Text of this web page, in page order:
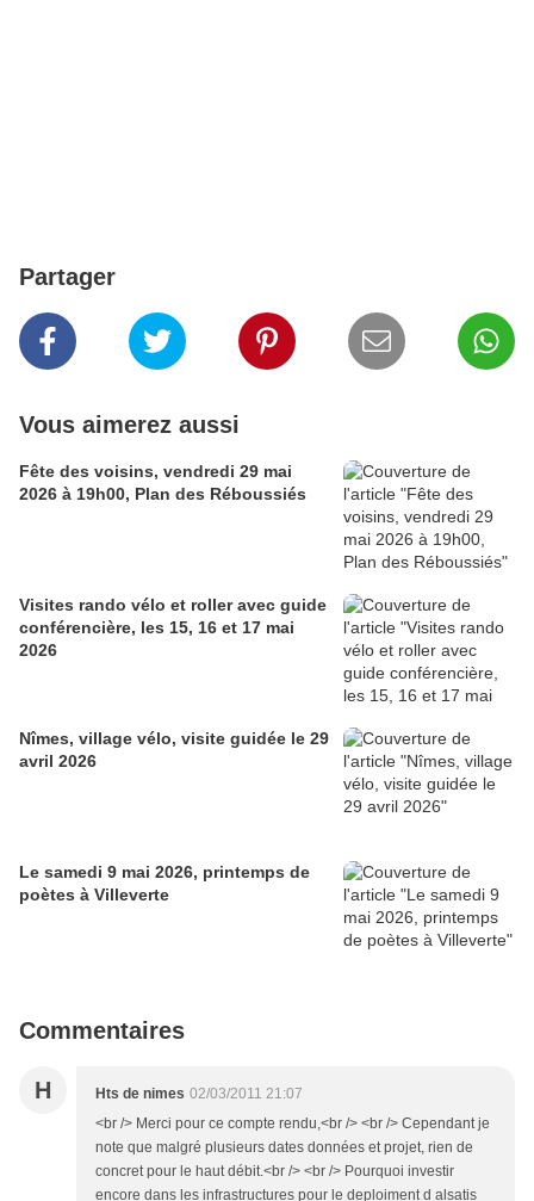
Partager
Vous aimerez aussi
Fête des voisins, vendredi 29 mai
2026 à 19h00, Plan des Réboussiés
Visites rando vélo et roller avec guide
conférencière, les 15, 16 et 17 mai
2026
Nîmes, village vélo, visite guidée le 29
avril 2026
Le samedi 9 mai 2026, printemps de
poètes à Villeverte
Commentaires
H Hts de nimes 02/03/2011 21:07
<br /> Merci pour ce compte rendu,<br /> <br /> Cependant je
note que malgré plusieurs dates données et projet, rien de
concret pour le haut débit.<br /> <br /> Pourquoi investir
encore dans les infrastructures pour le deploiment d alsatis